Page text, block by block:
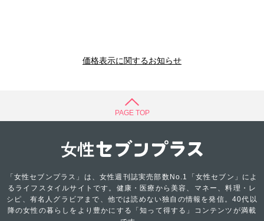
価格表示に関するお知らせ
PAGE TOP
「女性セブンプラス」は、女性週刊誌実売部数No.1「女性セブン」によ
るライフスタイルサイトです。健康・医療から美容、マネー、料理・レ
シピ、有名人グラビアまで、他では読めない独自の情報を発信。40代以
降の女性の暮らしをより豊かにする「知って得する」コンテンツが満載